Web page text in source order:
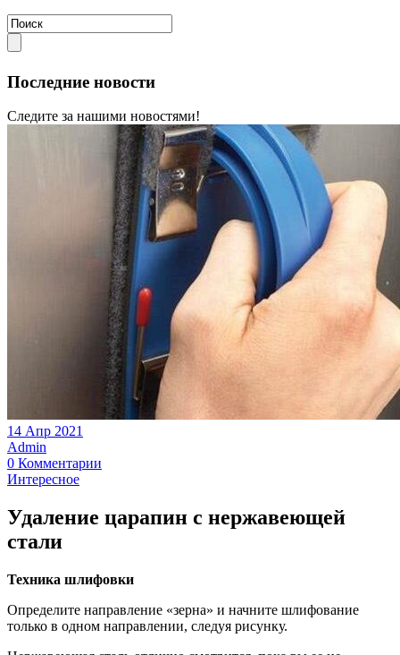
Последние новости
Следите за нашими новостями!
14 Апр 2021
Admin
0 Комментарии
Интересное
Удаление царапин с нержавеющей
стали
Техника шлифовки
Определите направление «зерна» и начните шлифование
только в одном направлении, следуя рисунку.